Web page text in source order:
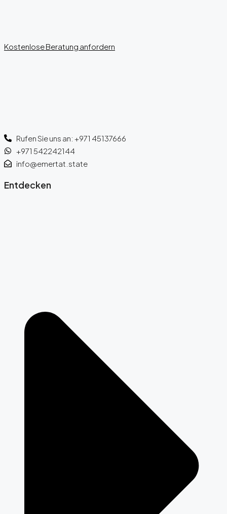
Kostenlose Beratung anfordern
Rufen Sie uns an: +971 45137666
+971 542242144
info@emertat.state
Entdecken